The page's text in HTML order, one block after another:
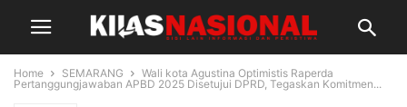
Home SEMARANG
Wali kota Agustina Optimistis Raperda
Pertanggungjawaban APBD 2025 Disetujui DPRD, Tegaskan Komitmen...